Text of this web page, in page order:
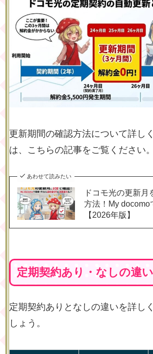
更新期間の確認方法について詳し
は、こちらの記事をご覧ください。
あわせて読みたい
ドコモ光の更新月
方法！My docomo
【2026年版】
定期契約あり・なしの違い
定期契約ありとなしの違いを詳し
しょう。